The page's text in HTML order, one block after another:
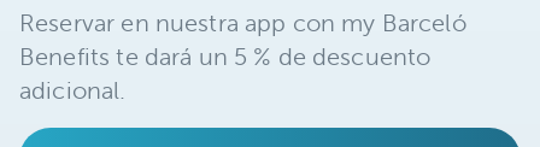
Reservar en nuestra app con my Barceló
Benefits te dará un 5 % de descuento
adicional.